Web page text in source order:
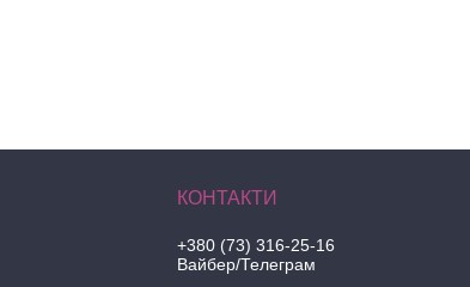
+380 (73) 316-25-16
Вайбер/Телеграм